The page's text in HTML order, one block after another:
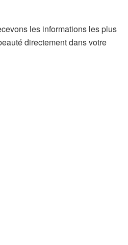
les informations les plus
directement dans votre